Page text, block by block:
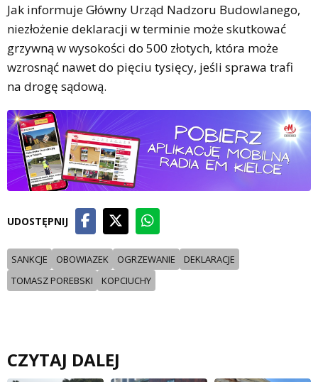
Jak informuje Główny Urząd Nadzoru Budowlanego,
niezłożenie deklaracji w terminie może skutkować
grzywną w wysokości do 500 złotych, która może
wzrosnąć nawet do pięciu tysięcy, jeśli sprawa trafi
na drogę sądową.
UDOSTĘPNIJ
SANKCJE OBOWIAZEK OGRZEWANIE
DEKLARACJE
TOMASZ POREBSKI
KOPCIUCHY
CZYTAJ DALEJ